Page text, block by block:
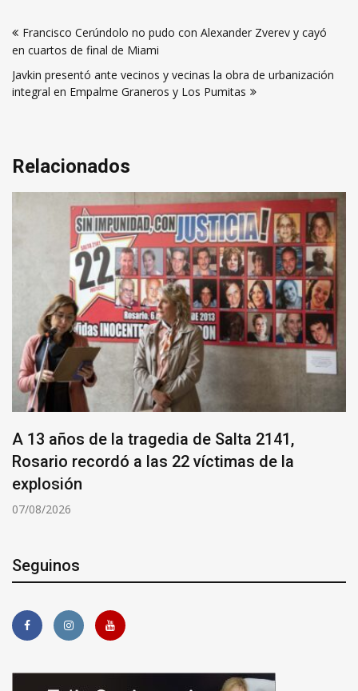
de
entradas
Francisco Cerúndolo no pudo con Alexander Zverev y cayó
en cuartos de final de Miami
Javkin presentó ante vecinos y vecinas la obra de urbanización
integral en Empalme Graneros y Los Pumitas
Relacionados
A 13 años de la tragedia de Salta 2141,
Rosario recordó a las 22 víctimas de la
explosión
07/08/2026
Seguinos